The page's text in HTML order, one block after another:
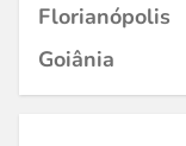
Florianópolis
Goiânia